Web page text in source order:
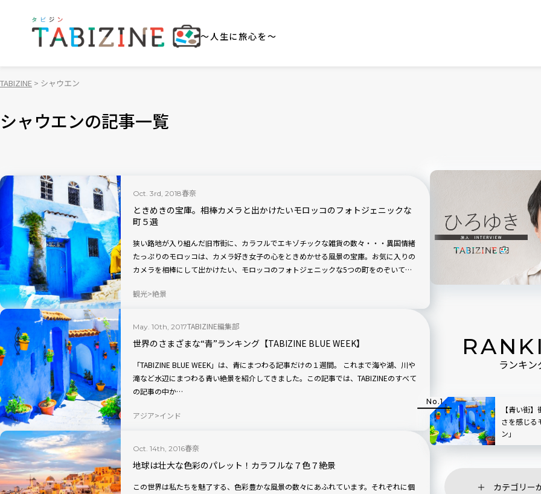
～人生に旅心を～
TABIZINE シャウエン
シャウエンの記事一覧
Oct. 3rd, 2018春奈
ときめきの宝庫。相棒カメラと出かけたいモロッコのフォトジェニックな
町５選
狭い路地が入り組んだ旧市街に、カラフルでエキゾチックな雑貨の数々・・・異国情緒
たっぷりのモロッコは、カメラ好き女子の心をときめかせる風景の宝庫。お気に入りの
カメラを相棒にして出かけたい、モロッコのフォトジェニックな5つの町をのぞいてみ
観光 絶景
May. 10th, 2017TABIZINE編集部
世界のさまざまな“青”ランキング【TABIZINE BLUE WEEK】
「TABIZINE BLUE WEEK」は、青にまつわる記事だけの１週間。 これまで海や湖、川や
滝など水辺にまつわる青い絶景を紹介してきました。この記事では、TABIZINEのすべて
の記事の中か…
アジア インド
Oct. 14th, 2016春奈
地球は壮大な色彩のパレット！カラフルな７色７絶景
この世界は私たちを魅了する、色彩豊かな風景の数々にあふれています。それぞれに個
ランキン
【青い街
さを感じる
ン」
カテゴリー